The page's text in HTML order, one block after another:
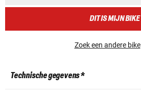
DIT IS MIJN BIKE
Zoek een andere bike
Technische gegevens *